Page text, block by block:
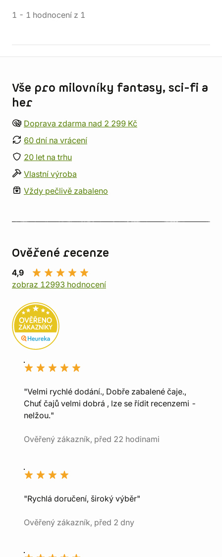
1 - 1 hodnocení z 1
Vše pro milovníky fantasy, sci-fi a
her
Doprava zdarma nad 2 299 Kč
60 dní na vrácení
20 let na trhu
Vlastní výroba
Vždy pečlivě zabaleno
Ověřené recenze
4,9
zobraz 12993 hodnocení
"Velmi rychlé dodání., Dobře zabalené čaje.,
Chuť čajů velmi dobrá , lze se řídit recenzemi -
nelžou."
Ověřený zákazník, před 22 hodinami
"Rychlá doručení, široký výběr"
Ověřený zákazník, před 2 dny